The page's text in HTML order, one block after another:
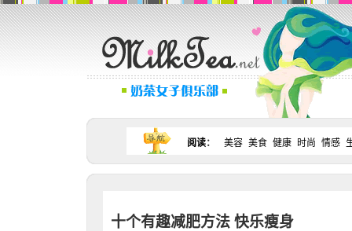
阅读： 美容 美食 健康 时尚 情感
十个有趣减肥方法 快乐瘦身